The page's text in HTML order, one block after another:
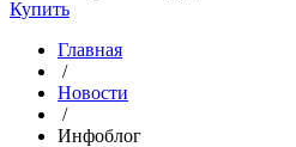
Купить
Главная
/
Новости
/
Инфоблог